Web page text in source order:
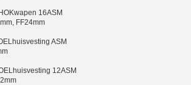
16ASM
FF24mm
ASM
12ASM